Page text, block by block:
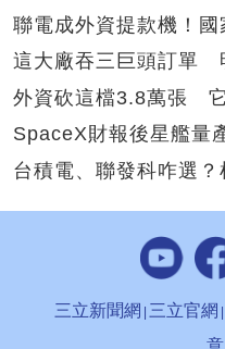
聯電成外資提款機！
這大廠吞三巨頭訂單
外資砍這檔3.8萬張
SpaceX財報後星艦
台積電、聯發科咋選
三立新聞網 三立官網